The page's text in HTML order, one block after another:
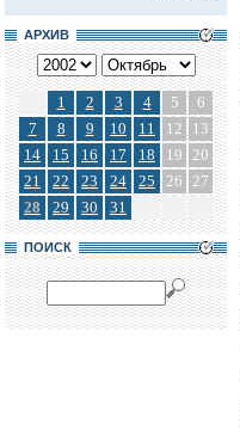
АРХИВ
1 2 3 4 5
6
7
8 9 10 11 12
13
14
15 16 17 18 19 20
21
22 23 24 25 26 27
28
29 30 31
ПОИСК